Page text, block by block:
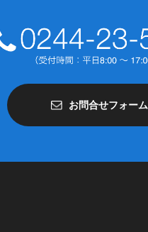
お問合せフォーム